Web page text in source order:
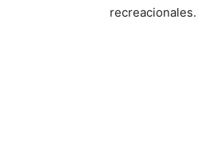
recreacionales.